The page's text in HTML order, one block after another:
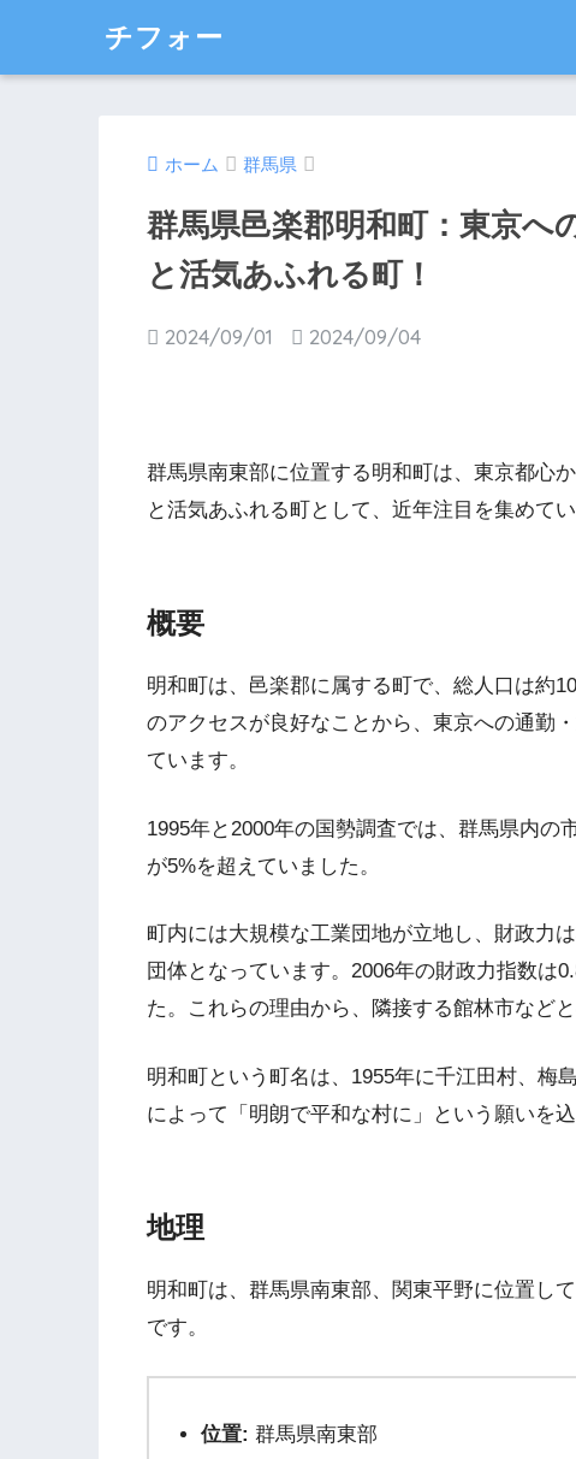
チフォー
ホーム 群馬県
群馬県邑楽郡明和町：東京へ
と活気あふれる町！
2024/09/01 2024/09/04
群馬県南東部に位置する明和町は、東京都心
と活気あふれる町として、近年注目を集めてい
概要
明和町は、邑楽郡に属する町で、総人口は約
のアクセスが良好なことから、東京への通勤
ています。
1995年と2000年の国勢調査では、群馬県内
が5%を超えていました。
町内には大規模な工業団地が立地し、財政力
団体となっています。2006年の財政力指数は
た。これらの理由から、隣接する館林市など
明和町という町名は、1955年に千江田村、梅
によって「明朗で平和な村に」という願いを
地理
明和町は、群馬県南東部、関東平野に位置し
です。
位置: 群馬県南東部